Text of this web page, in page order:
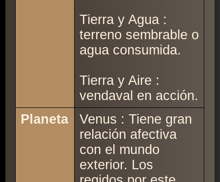
Tierra y Agua :
terreno sembrable o
agua consumida.
Tierra y Aire :
vendaval en acción.
Planeta
Venus : Tiene gran
relación afectiva
con el mundo
exterior. Los